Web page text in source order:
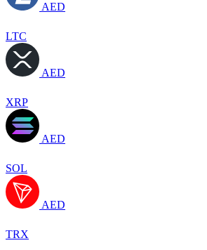
AED
LTC
AED
XRP
AED
SOL
AED
TRX